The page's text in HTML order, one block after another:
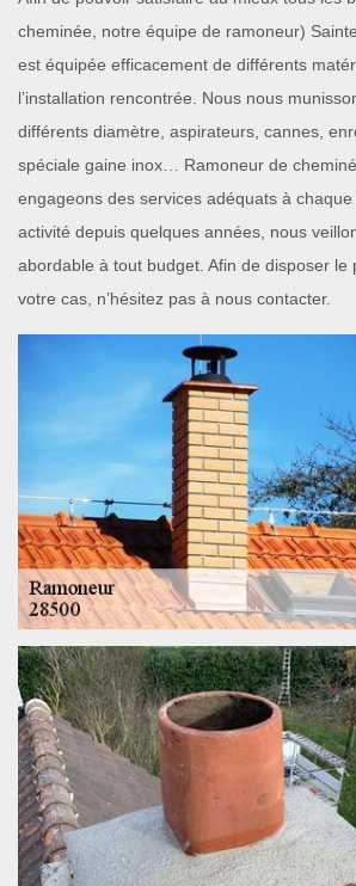
cheminée, notre équipe de ramoneur)
est équipée efficacement de différents
l’installation rencontrée. Nous nous
différents diamètre, aspirateurs, cannes,
spéciale gaine inox… Ramoneur de
engageons des services adéquats à
activité depuis quelques années, nous
abordable à tout budget. Afin de disposer le
votre cas, n’hésitez pas à nous contacter.